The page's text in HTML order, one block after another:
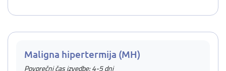
Maligna hipertermija (MH)